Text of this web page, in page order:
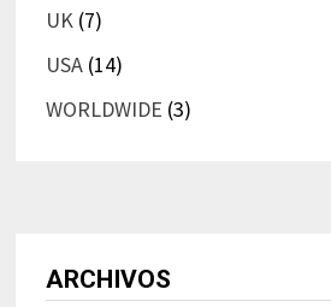
UK(7)
USA(14)
WORLDWIDE (3)
ARCHIVOS